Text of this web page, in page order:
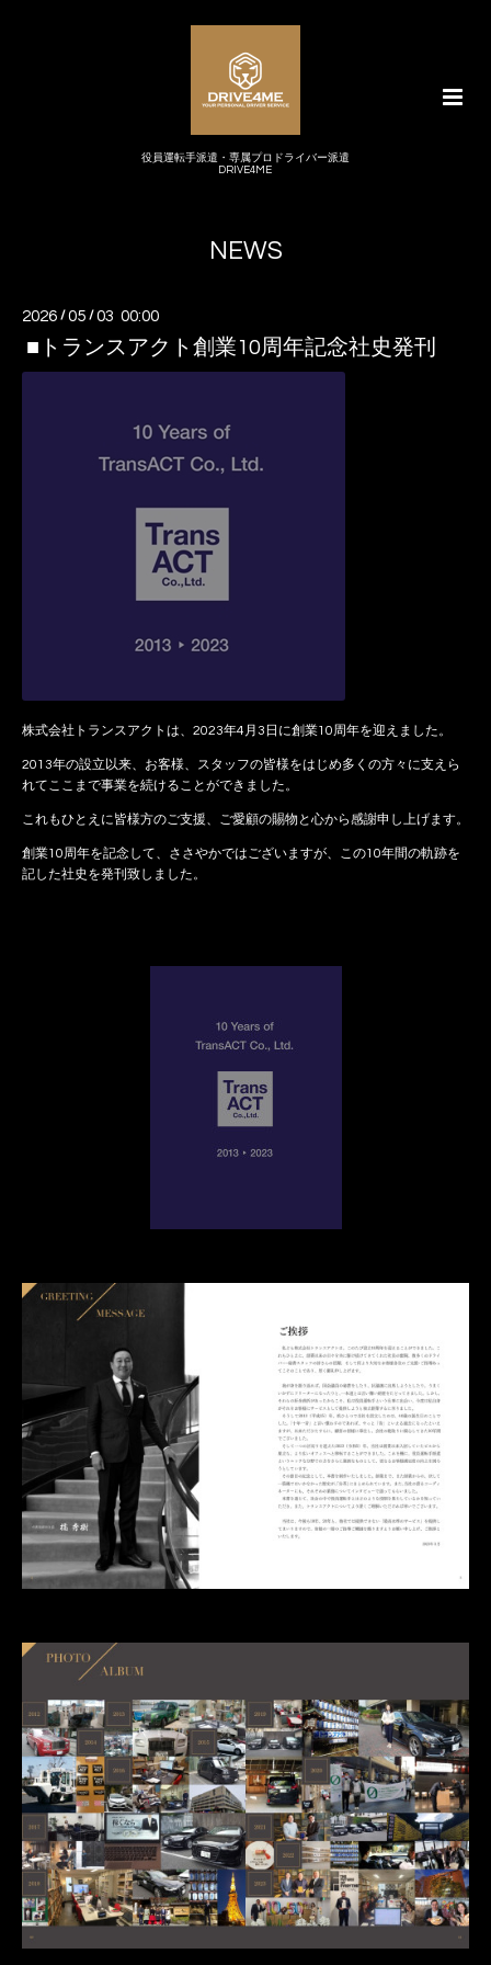
役員運転手派遣・専属プロドライバー派遣
DRIVE4ME
NEWS
2026 /05 /03 00:00
■トランスアクト創業10周年記念社史発刊
株式会社トランスアクトは、2023年4月3日に創業10周年を迎えました。
2013年の設立以来、お客様、スタッフの皆様をはじめ多くの方々に支えら
れてここまで事業を続けることができました。
これもひとえに皆様方のご支援、ご愛顧の賜物と心から感謝申し上げます。
創業10周年を記念して、ささやかではございますが、この10年間の軌跡を
記した社史を発刊致しました。